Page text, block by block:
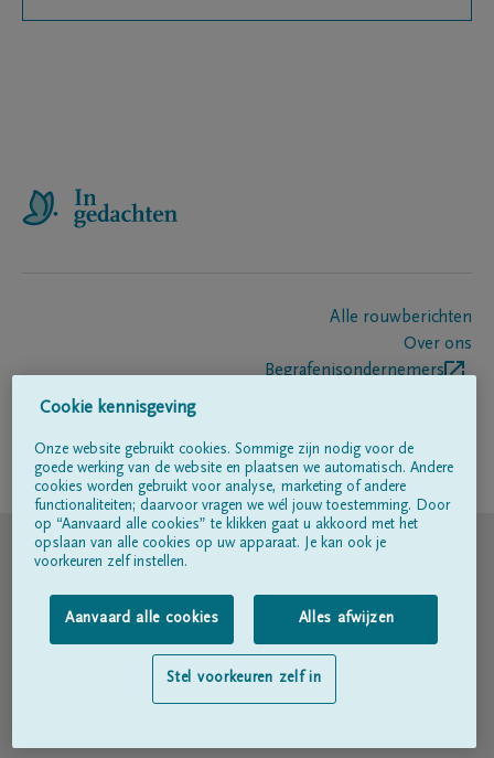
Alle rouwberichten
Over ons
Begrafenisondernemers
Volg ons op
© DELA
Gebruiksvoorwaarden
Privacyverklaring
Toegankelijkheidsverklaring
Cookie kennisgeving
Onze website gebruikt cookies. Sommige zijn nodig voor de
goede werking van de website en plaatsen we automatisch. Andere
cookies worden gebruikt voor analyse, marketing of andere
functionaliteiten; daarvoor vragen we wél jouw toestemming. Door
op “Aanvaard alle cookies” te klikken gaat u akkoord met het
opslaan van alle cookies op uw apparaat. Je kan ook je
voorkeuren zelf instellen.
Aanvaard alle cookies Alles afwijzen
Stel voorkeuren zelf in